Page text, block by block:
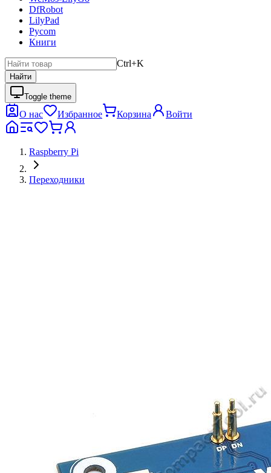
DfRobot
LilyPad
Pycom
Книги
Ctrl+K
Найти
Toggle theme
О нас Избранное Корзина Войти
Raspberry Pi
Переходники